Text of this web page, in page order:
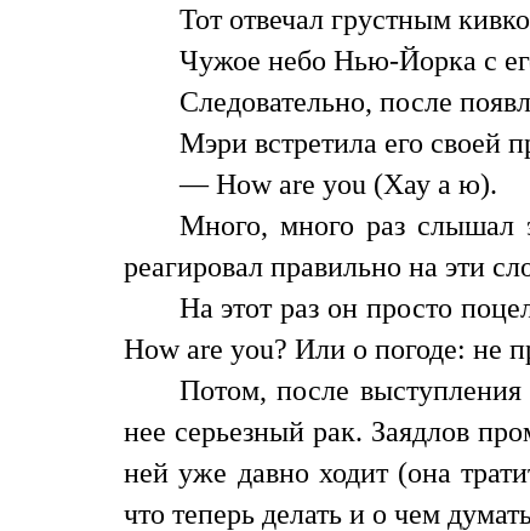
Тот отвечал грустным
Чужое небо Нью-Йорка с
Следовательно, после
Мэри встретила его своей
— How are you (Хау а ю).
Много, много раз слышал
реагировал правильно на эти
На этот раз он просто
How are you? Или о погоде: не
Потом, после выступления
нее серьезный рак. Заядлов
ней уже давно ходит (она
что теперь делать и о чем